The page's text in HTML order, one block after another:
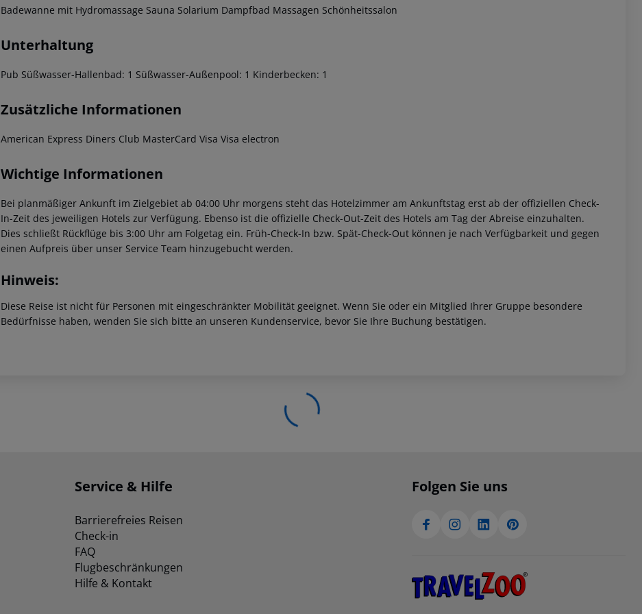
Badewanne mit Hydromassage Sauna Solarium Dampfbad Massagen Schönheitssalon
Unterhaltung
Pub Süßwasser-Hallenbad: 1 Süßwasser-Außenpool: 1 Kinderbecken: 1
Zusätzliche Informationen
American Express Diners Club MasterCard Visa Visa electron
Wichtige Informationen
Bei planmäßiger Ankunft im Zielgebiet ab 04:00 Uhr morgens steht das Hotelzimmer am Ankunftstag erst ab der offiziellen Check-
In-Zeit des jeweiligen Hotels zur Verfügung. Ebenso ist die offizielle Check-Out-Zeit des Hotels am Tag der Abreise einzuhalten.
Dies schließt Rückflüge bis 3:00 Uhr am Folgetag ein. Früh-Check-In bzw. Spät-Check-Out können je nach Verfügbarkeit und gegen
einen Aufpreis über unser Service Team hinzugebucht werden.
Hinweis:
Diese Reise ist nicht für Personen mit eingeschränkter Mobilität geeignet. Wenn Sie oder ein Mitglied Ihrer Gruppe besondere
Bedürfnisse haben, wenden Sie sich bitte an unseren Kundenservice, bevor Sie Ihre Buchung bestätigen.
Service & Hilfe
Barrierefreies Reisen
Check-in
FAQ
Flugbeschränkungen
Hilfe & Kontakt
Folgen Sie uns